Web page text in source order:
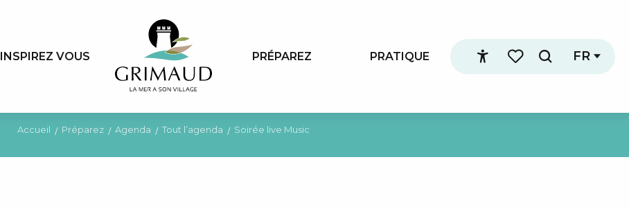
Accessibilité
Voir les favoris
Recherche
FR
INSPIREZ VOUS PRÉPAREZ PRATIQUE
Accueil Préparez Agenda Tout l’agenda Soirée live Music